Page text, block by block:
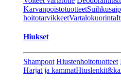
Karvanpoistotuotteet
hoitotarvikkeetVartalokuorinta
Hiukset
Shampoot Hiustenhoitotuotteet
Harjat ja kammat